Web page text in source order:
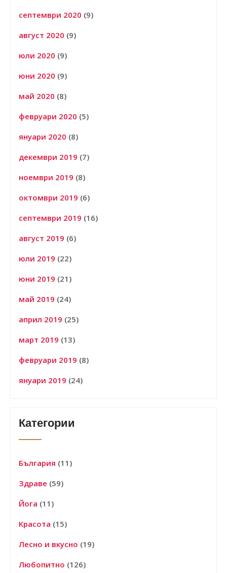
септември 2020 (9)
август 2020 (9)
юли 2020 (9)
юни 2020 (9)
май 2020 (8)
февруари 2020 (5)
януари 2020 (8)
декември 2019 (7)
ноември 2019 (8)
октомври 2019 (6)
септември 2019 (16)
август 2019 (6)
юли 2019 (22)
юни 2019 (21)
май 2019 (24)
април 2019 (25)
март 2019 (13)
февруари 2019 (8)
януари 2019 (24)
Категории
България (11)
Здраве (59)
Йога (11)
Красота (15)
Лесно и вкусно (19)
Любопитно (126)